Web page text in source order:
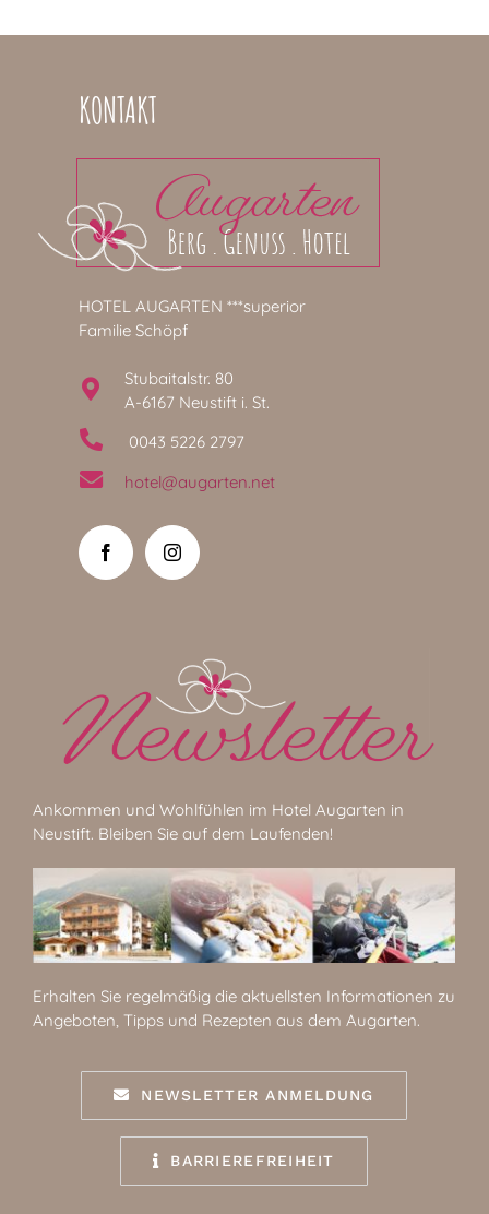
KONTAKT
HOTEL AUGARTEN ***superior
Familie Schöpf
Stubaitalstr. 80
A-6167 Neustift i. St.
0043 5226 2797
hotel@augarten.net
Ankommen und Wohlfühlen im Hotel Augarten in
Neustift. Bleiben Sie auf dem Laufenden!
Erhalten Sie regelmäßig die aktuellsten Informationen zu
Angeboten, Tipps und Rezepten aus dem Augarten.
NEWSLETTER ANMELDUNG
BARRIEREFREIHEIT